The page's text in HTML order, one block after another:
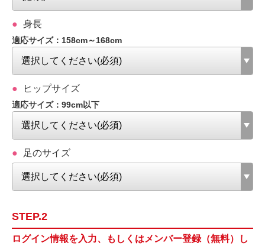
身長
適応サイズ：158cm～168cm
ヒップサイズ
適応サイズ：99cm以下
足のサイズ
STEP.2
ログイン情報を入力、もしくはメンバー登録（無料）し